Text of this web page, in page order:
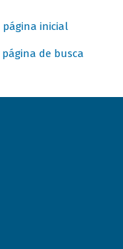
página inicial
página de busca